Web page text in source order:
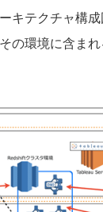
キテクチャ構
の環境に含ま